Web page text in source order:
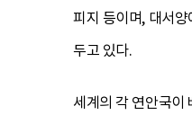
피지 등이며, 대서
두고 있다.
세계의 각 연안국이